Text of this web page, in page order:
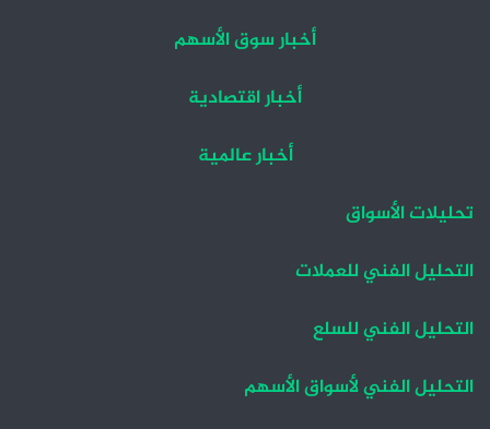
أخبار سوق الأسهم
أخبار اقتصادية
أخبار عالمية
تحليلات الأسواق
التحليل الفني للعملات
التحليل الفني للسلع
التحليل الفني لأسواق الأسهم